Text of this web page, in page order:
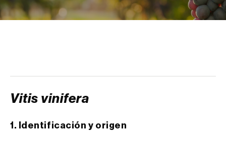
Alcaravea (Carum carvi)
Gossypium spp.
Vitis vinifera
1. Identificación y origen